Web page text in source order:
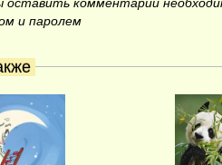
и паролем